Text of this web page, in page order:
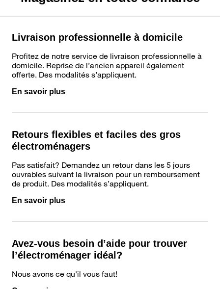
Livraison professionnelle à domicile
Profitez de notre service de livraison professionnelle à
domicile. Reprise de l’ancien appareil également
offerte. Des modalités s’appliquent.
En savoir plus
Retours flexibles et faciles des gros
électroménagers
Pas satisfait? Demandez un retour dans les 5 jours
ouvrables suivant la livraison pour un remboursement
de produit. Des modalités s’appliquent.
En savoir plus
Avez-vous besoin d’aide pour trouver
l’électroménager idéal?
Nous avons ce qu'il vous faut!